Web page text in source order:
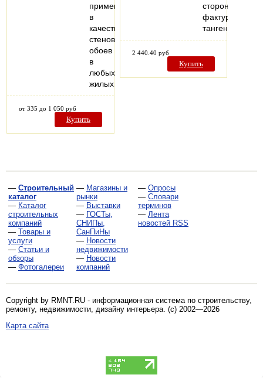
применять
в
качестве
стеновых
обоев
в
любых
жилых…
от 335 до 1 050 руб
Купить
стороны
фактура
2 440.40 руб
Купить
— Строительный
каталог
— Каталог
строительных
компаний
— Товары и
услуги
— Статьи и
обзоры
— Фотогалереи
— Магазины и
рынки
— Выставки
— ГОСТы,
СНИПы,
СанПиНы
— Новости
недвижимости
— Новости
компаний
— Опросы
— Словари
терминов
— Лента
новостей RSS
Copyright by RMNT.RU - информационная система по строительству,
ремонту, недвижимости, дизайну интерьера . (c) 2002—2026
Карта сайта